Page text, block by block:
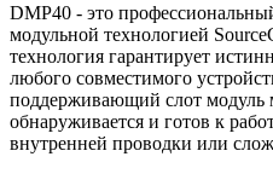
DMP40 - это
модульной технологией
технология гарантирует
любого совместимого
поддерживающий слот модуль
обнаруживается и готов к
внутренней проводки или